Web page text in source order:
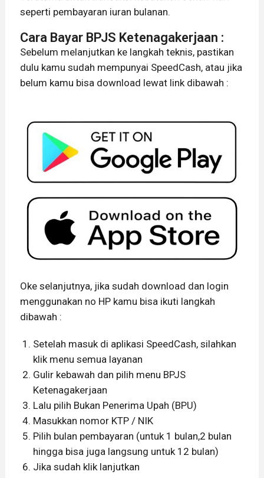
seperti pembayaran iuran bulanan.
Cara Bayar BPJS Ketenagakerjaan :
Sebelum melanjutkan ke langkah teknis, pastikan
dulu kamu sudah mempunyai SpeedCash, atau jika
belum kamu bisa download lewat link dibawah :
Oke selanjutnya, jika sudah download dan login
menggunakan no HP kamu bisa ikuti langkah
dibawah :
Setelah masuk di aplikasi SpeedCash, silahkan
klik menu semua layanan
Gulir kebawah dan pilih menu BPJS
Ketenagakerjaan
Lalu pilih Bukan Penerima Upah (BPU)
Masukkan nomor KTP / NIK
Pilih bulan pembayaran (untuk 1 bulan,2 bulan
hingga bisa juga langsung untuk 12 bulan)
Jika sudah klik lanjutkan